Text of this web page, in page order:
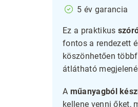
5 év garancia
Ez a praktikus
fontos a rendezett
köszönhetően
átlátható
A műanyagból
kellene venni őket,